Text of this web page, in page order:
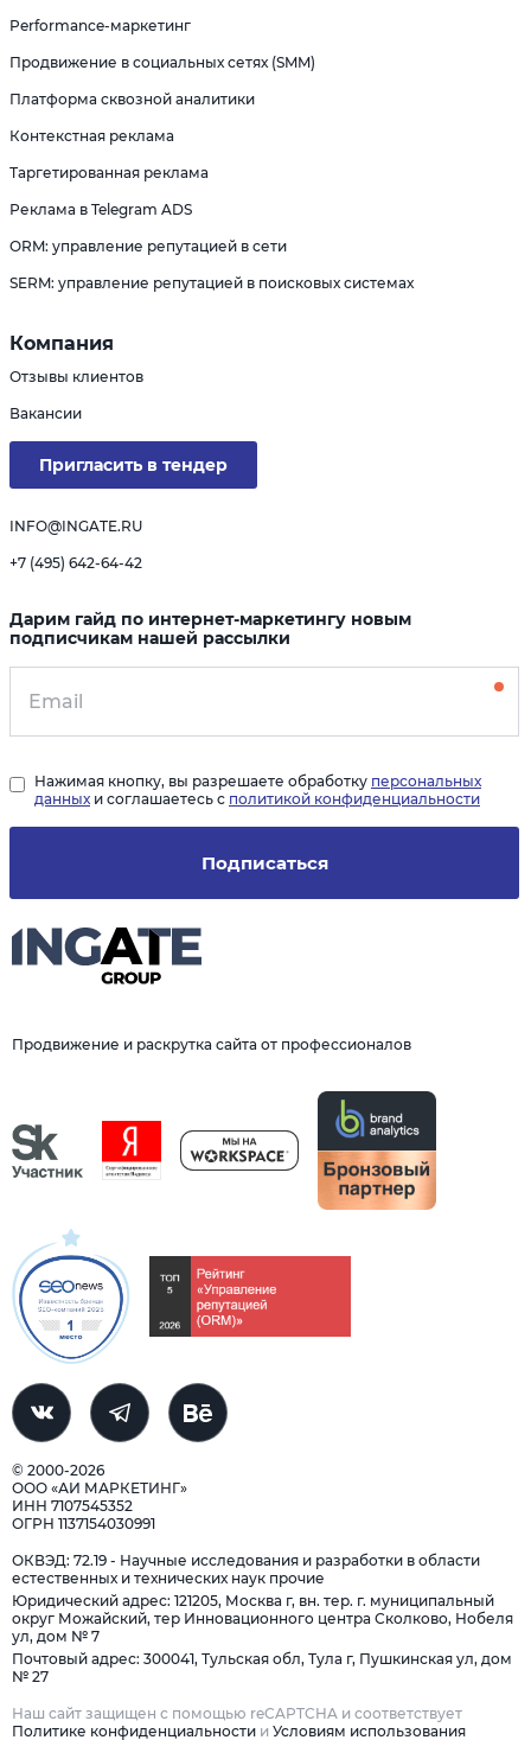
Продвижение и раскрутка сайта от профессионалов
© 2000-2026
ООО «АИ МАРКЕТИНГ»
ИНН 7107545352
ОГРН 1137154030991
Performance-маркетинг
Продвижение в социальных сетях (SMM)
Платформа сквозной аналитики
Контекстная реклама
Таргетированная реклама
Реклама в Telegram ADS
ORM: управление репутацией в сети
SERM: управление репутацией в поисковых системах
Компания
Отзывы клиентов
Вакансии
Пригласить в тендер
INFO@INGATE.RU
+7 (495) 642-64-42
Дарим гайд по интернет-маркетингу новым
подписчикам нашей рассылки
Подписаться
Нажимая кнопку, вы разрешаете обработку персональных
данных и соглашаетесь с политикой конфиденциальности
ОКВЭД: 72.19 - Научные исследования и разработки в области
естественных и технических наук прочие
Юридический адрес: 121205, Москва г, вн. тер. г. муниципальный
округ Можайский, тер Инновационного центра Сколково, Нобеля
ул, дом № 7
Почтовый адрес: 300041, Тульская обл, Тула г, Пушкинская ул, дом
№ 27
Наш сайт защищен с помощью reCAPTCHA и соответствует
Политике конфиденциальности и Условиям использования